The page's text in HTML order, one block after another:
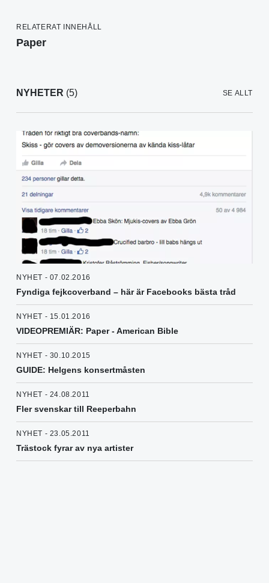
RELATERAT INNEHÅLL
Paper
NYHETER (5) SE ALLT
NYHET - 07.02.2016
Fyndiga fejkcoverband – här är Facebooks bästa tråd
NYHET - 15.01.2016
VIDEOPREMIÄR: Paper - American Bible
NYHET - 30.10.2015
GUIDE: Helgens konsertmåsten
NYHET - 24.08.2011
Fler svenskar till Reeperbahn
NYHET - 23.05.2011
Trästock fyrar av nya artister